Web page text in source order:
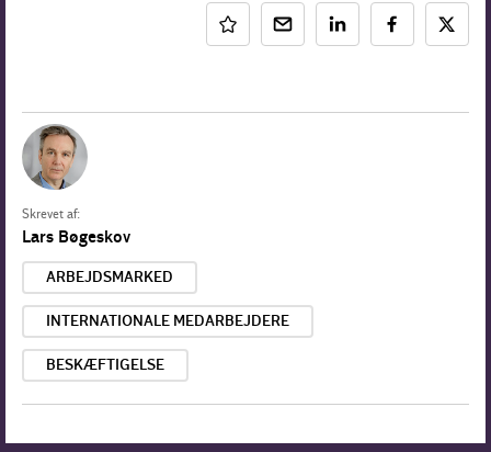
Skrevet af:
Lars Bøgeskov
ARBEJDSMARKED
INTERNATIONALE MEDARBEJDERE
BESKÆFTIGELSE